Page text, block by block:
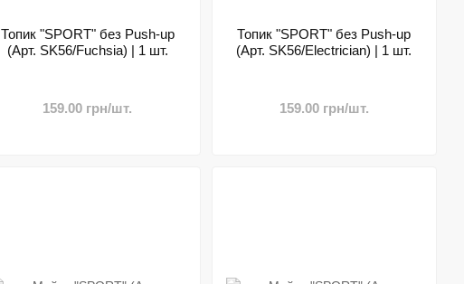
Топик "SPORT" без Push-up
(Арт. SK56/Fuchsia) | 1 шт.
159.00 грн/шт.
Топик "SPORT" без Push-up
(Арт. SK56/Electrician) | 1 шт.
159.00 грн/шт.